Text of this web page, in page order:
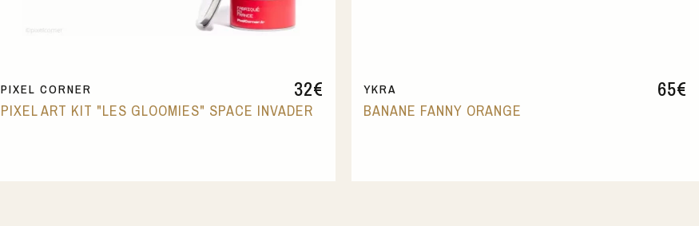
32€
PIXEL CORNER
PIXEL ART KIT "LES GLOOMIES" SPACE INVADER
65€
YKRA
BANANE FANNY ORANGE